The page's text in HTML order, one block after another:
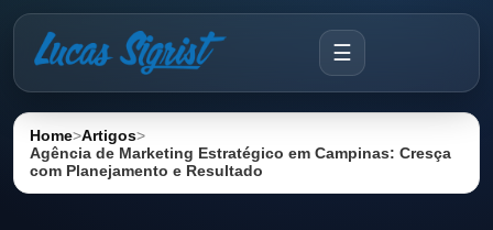
☰
Home>Artigos>
Agência de Marketing Estratégico em Campinas: Cresça
com Planejamento e Resultado